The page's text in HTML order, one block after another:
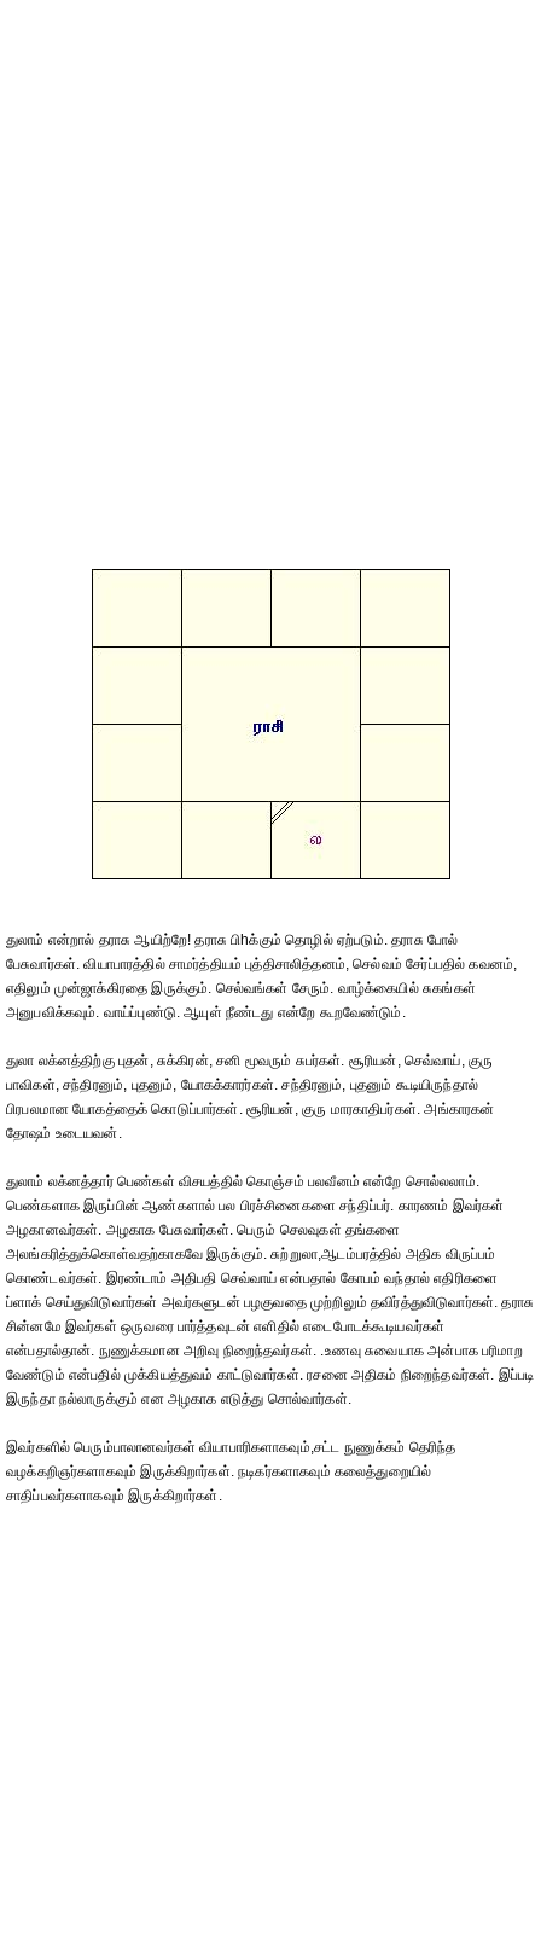
துலாம் என்றால் தராசு ஆயிற்றே! தராசு பிhக்கும் தொழில் ஏற்படும். தராசு போல்
பேசுவார்கள். வியாபாரத்தில் சாமர்த்தியம் புத்திசாலித்தனம், செல்வம் சேர்ப்பதில் கவனம்,
எதிலும் முன்ஜாக்கிரதை இருக்கும். செல்வங்கள் சேரும். வாழ்க்கையில் சுகங்கள்
அனுபவிக்கவும். வாய்ப்புண்டு. ஆயுள் நீண்டது என்றே கூறவேண்டும்.
துலா லக்னத்திற்கு புதன், சுக்கிரன், சனி மூவரும் சுபர்கள். சூரியன், செவ்வாய், குரு
பாவிகள், சந்திரனும், புதனும், யோகக்காரர்கள். சந்திரனும், புதனும் கூடியிருந்தால்
பிரபலமான யோகத்தைக் கொடுப்பார்கள். சூரியன், குரு மாரகாதிபர்கள். அங்காரகன்
தோஷம் உடையவன்.
துலாம் லக்னத்தார் பெண்கள் விசயத்தில் கொஞ்சம் பலவீனம் என்றே சொல்லலாம்.
பெண்களாக இருப்பின் ஆண்களால் பல பிரச்சினைகளை சந்திப்பர். காரணம் இவர்கள்
அழகானவர்கள். அழகாக பேசுவார்கள். பெரும் செலவுகள் தங்களை
அலங்கரித்துக்கொள்வதற்காகவே இருக்கும். சுற்றுலா,ஆடம்பரத்தில் அதிக விருப்பம்
கொண்டவர்கள். இரண்டாம் அதிபதி செவ்வாய் என்பதால் கோபம் வந்தால் எதிரிகளை
ப்ளாக் செய்துவிடுவார்கள் அவர்களுடன் பழகுவதை முற்றிலும் தவிர்த்துவிடுவார்கள். தராசு
சின்னமே இவர்கள் ஒருவரை பார்த்தவுடன் எளிதில் எடைபோடக்கூடியவர்கள்
என்பதால்தான். நுணுக்கமான அறிவு நிறைந்தவர்கள். .உணவு சுவையாக அன்பாக பரிமாற
வேண்டும் என்பதில் முக்கியத்துவம் காட்டுவார்கள். ரசனை அதிகம் நிறைந்தவர்கள். இப்படி
இருந்தா நல்லாருக்கும் என அழகாக எடுத்து சொல்வார்கள்.
இவர்களில் பெரும்பாலானவர்கள் வியாபாரிகளாகவும்,சட்ட நுணுக்கம் தெரிந்த
வழக்கறிஞர்களாகவும் இருக்கிறார்கள். நடிகர்களாகவும் கலைத்துறையில்
சாதிப்பவர்களாகவும் இருக்கிறார்கள்.